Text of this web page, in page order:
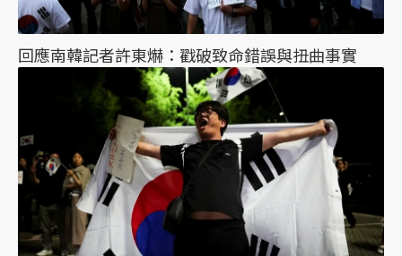
回應南韓記者許東爀：戳破致命錯誤與扭曲事實